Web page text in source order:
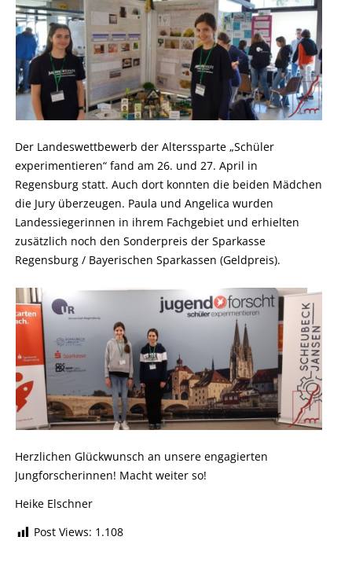
Der Landeswettbewerb der Alterssparte „Schüler
experimentieren“ fand am 26. und 27. April in
Regensburg statt. Auch dort konnten die beiden Mädchen
die Jury überzeugen. Paula und Angelica wurden
Landessiegerinnen in ihrem Fachgebiet und erhielten
zusätzlich noch den Sonderpreis der Sparkasse
Regensburg / Bayerischen Sparkassen (Geldpreis).
Herzlichen Glückwunsch an unsere engagierten
Jungforscherinnen! Macht weiter so!
Heike Elschner
Post Views: 1.108